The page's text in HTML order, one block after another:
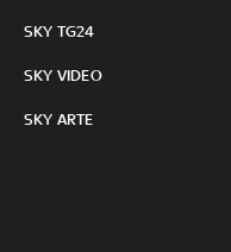
SKY TG24
SKY VIDEO
SKY ARTE